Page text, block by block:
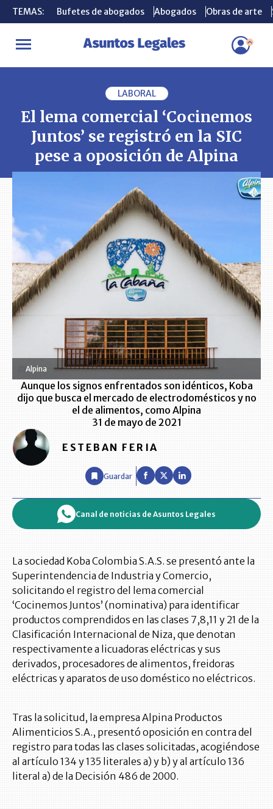
TEMAS: Bufetes de abogados Abogados Obras de arte
INICIO PLEITOS El lema comercial ‘Cocinemos Juntos’ se
TEMAS: Bufetes de abogados Abogados Obras de arte
LABORAL
El lema comercial ‘Cocinemos
Juntos’ se registró en la SIC
pese a oposición de Alpina
Alpina
Aunque los signos enfrentados son idénticos, Koba
dijo que busca el mercado de electrodomésticos y no
el de alimentos, como Alpina
31 de mayo de 2021
ESTEBAN FERIA
Guardar
Canal de noticias de Asuntos Legales
La sociedad Koba Colombia S.A.S. se presentó ante la
Superintendencia de Industria y Comercio,
solicitando el registro del lema comercial
‘Cocinemos Juntos’ (nominativa) para identificar
productos comprendidos en las clases 7,8,11 y 21 de la
Clasificación Internacional de Niza, que denotan
respectivamente a licuadoras eléctricas y sus
derivados, procesadores de alimentos, freidoras
eléctricas y aparatos de uso doméstico no eléctricos.
Tras la solicitud, la empresa Alpina Productos
Alimenticios S.A., presentó oposición en contra del
registro para todas las clases solicitadas, acogiéndose
al artículo 134 y 135 literales a) y b) y al artículo 136
literal a) de la Decisión 486 de 2000.